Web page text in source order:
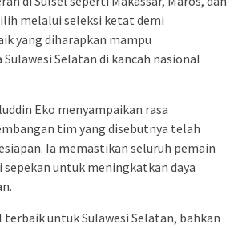
melalui seleksi ketat demi
yang diharapkan mampu
Selatan di kancah nasional
Eko menyampaikan rasa
tim yang disebutnya telah
Ia memastikan seluruh pemain
untuk meningkatkan daya
untuk Sulawesi Selatan, bahkan